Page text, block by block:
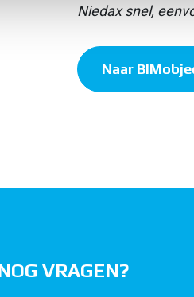
Niedax snel,
Naar
VRAGEN?